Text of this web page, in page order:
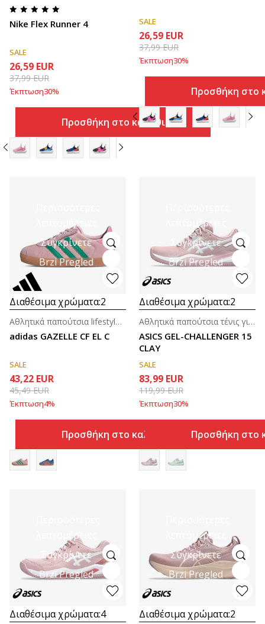
Nike Flex Runner 4
SALE
26,59 EUR
37,99EUR
Έκπτωση30%
Προσθήκη στο καλάθι
SALE
26,59 EUR
37,99EUR
Έκπτωση30%
Προσθήκη στο
λεπτομέρειες
Συγκρίνετε
Brzi Pregled
Διαθέσιμα χρώματα:2
adidas GAZELLE CF EL C
Αθλητικά παπούτσια lifestyle για κορίτσια (4-7ε.)
SALE
43,22 EUR
45,49EUR
Έκπτωση4%
Προσθήκη στο καλάθι
λεπτομέρειες
Συγκρίνετε
Brzi Pregled
Διαθέσιμα χρώματα:2
ASICS GEL-CHALLENGER 15
CLAY
Αθλητικά παπούτσια τένις για γυναίκες
SALE
83,99 EUR
119,99EUR
Έκπτωση30%
Προσθήκη στο
λεπτομέρειες
Συγκρίνετε
Brzi Pregled
Διαθέσιμα χρώματα:4
λεπτομέρειες
Συγκρίνετε
Brzi Pregled
Διαθέσιμα χρώματα:2